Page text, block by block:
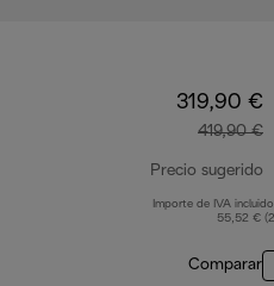
319,90 €
419,90 €
Precio sugerido
Importe de IVA
55,52 €
Comparar